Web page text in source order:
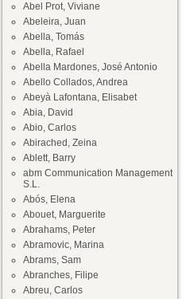
Abel Prot, Viviane
Abeleira, Juan
Abella, Tomás
Abella, Rafael
Abella Mardones, José Antonio
Abello Collados, Andrea
Abeyà Lafontana, Elisabet
Abia, David
Abio, Carlos
Abirached, Zeina
Ablett, Barry
abm Communication Management
S.L.
Abós, Elena
Abouet, Marguerite
Abrahams, Peter
Abramovic, Marina
Abrams, Sam
Abranches, Filipe
Abreu, Carlos